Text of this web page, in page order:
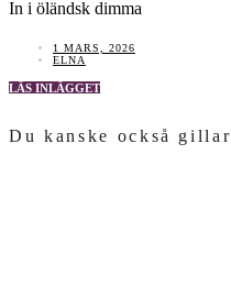
In i öländsk dimma
1 MARS, 2026
ELNA
LÄS INLÄGGET
Du kanske också gillar